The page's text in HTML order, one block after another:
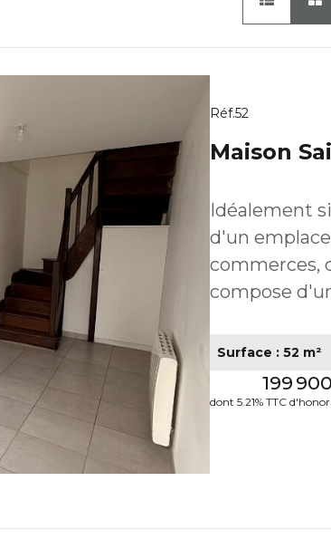
Réf.52
Maison
Idéalement
d'un
commerces,
compose
une salle d'eau
belle
secondaire
Surface : 52 m²
199
dont 5.21% TTC